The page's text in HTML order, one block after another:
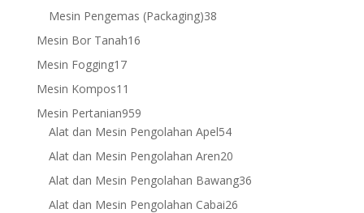
products
Mesin Pengemas (Packaging)3838
Mesin Bor Tanah1616
Mesin Fogging1717
products
Mesin Kompos11
products
Mesin Pertanian959959
products
Alat dan Mesin Pengolahan Apel5454
products
Alat dan Mesin Pengolahan Aren2020
products
Alat dan Mesin Pengolahan Bawang3636
Alat dan Mesin Pengolahan Cabai2626